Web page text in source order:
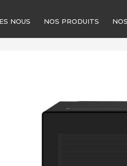
NOUS NOS PRODUITS